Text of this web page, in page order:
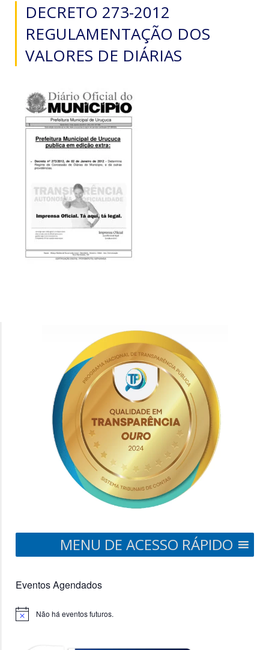
DECRETO 273-2012
REGULAMENTAÇÃO DOS
VALORES DE DIÁRIAS
MENU DE ACESSO RÁPIDO
Eventos Agendados
Notice Não há eventos futuros.